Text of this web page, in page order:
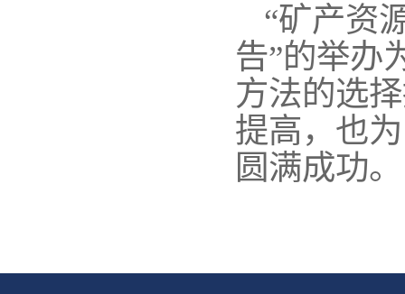
“矿产资
告”的举办
方法的选
提高，也
圆满成功。